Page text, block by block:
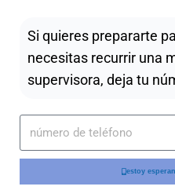
Si quieres prepararte
necesitas recurrir una
supervisora, deja tu
estoy